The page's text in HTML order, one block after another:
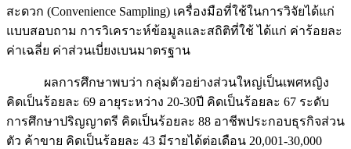
สะดวก (Convenience Sampling) เครื่องมือที่ใช้ในการวิจัยได้แก่
แบบสอบถาม การวิเคราะห์ข้อมูลและสถิติที่ใช้ ได้แก่ ค่าร้อยละ
ค่าเฉลี่ย ค่าส่วนเบี่ยงเบนมาตรฐาน
ผลการศึกษาพบว่า กลุ่มตัวอย่างส่วนใหญ่เป็นเพศหญิง
คิดเป็นร้อยละ 69 อายุระหว่าง 20-30ปี คิดเป็นร้อยละ 67 ระดับ
การศึกษาปริญญาตรี คิดเป็นร้อยละ 88 อาชีพประกอบธุรกิจส่วน
ตัว ค้าขาย คิดเป็นร้อยละ 43 มีรายได้ต่อเดือน 20,001-30,000